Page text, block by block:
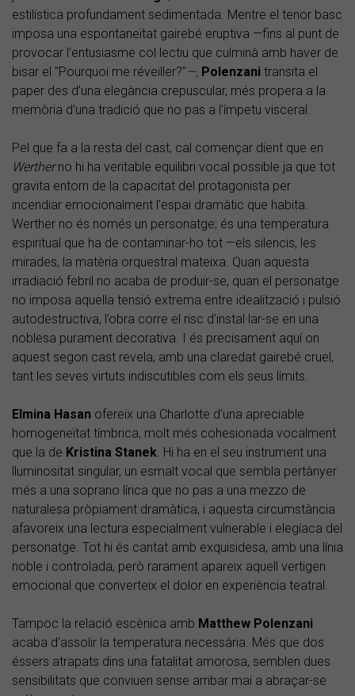
estilística profundament sedimentada. Mentre el tenor basc
imposa una espontaneïtat gairebé eruptiva —fins al punt de
provocar l’entusiasme col·lectiu que culminà amb haver de
bisar el "Pourquoi me réveiller?"—, Polenzani transita el
paper des d’una elegància crepuscular, més propera a la
memòria d’una tradició que no pas a l’ímpetu visceral.
Pel que fa a la resta del cast, cal començar dient que en
Wertherno hi ha veritable equilibri vocal possible ja que tot
gravita entorn de la capacitat del protagonista per
incendiar emocionalment l’espai dramàtic que habita.
Werther no és només un personatge; és una temperatura
espiritual que ha de contaminar-ho tot —els silencis, les
mirades, la matèria orquestral mateixa. Quan aquesta
irradiació febril no acaba de produir-se, quan el personatge
no imposa aquella tensió extrema entre idealització i pulsió
autodestructiva, l’obra corre el risc d’instal·lar-se en una
noblesa purament decorativa. I és precisament aquí on
aquest segon cast revela, amb una claredat gairebé cruel,
tant les seves virtuts indiscutibles com els seus límits.
Elmina Hasan ofereix una Charlotte d’una apreciable
homogeneïtat tímbrica, molt més cohesionada vocalment
que la de Kristina Stanek. Hi ha en el seu instrument una
lluminositat singular, un esmalt vocal que sembla pertànyer
més a una soprano lírica que no pas a una mezzo de
naturalesa pròpiament dramàtica, i aquesta circumstància
afavoreix una lectura especialment vulnerable i elegíaca del
personatge. Tot hi és cantat amb exquisidesa, amb una línia
noble i controlada, però rarament apareix aquell vertigen
emocional que converteix el dolor en experiència teatral.
Tampoc la relació escènica amb Matthew Polenzani
acaba d’assolir la temperatura necessària. Més que dos
éssers atrapats dins una fatalitat amorosa, semblen dues
sensibilitats que conviuen sense arribar mai a abraçar-se